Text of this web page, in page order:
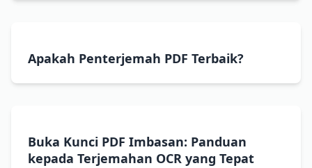
Apakah Penterjemah PDF Terbaik?
Buka Kunci PDF Imbasan: Panduan
kepada Terjemahan OCR yang Tepat